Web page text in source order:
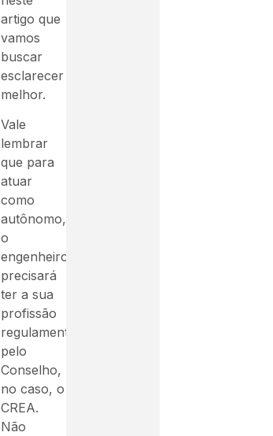
artigo que
vamos
buscar
esclarecer
melhor.
Vale
lembrar
que para
atuar
como
autônomo,
o
engenheiro
precisará
ter a sua
profissão
regulamentada
pelo
Conselho,
no caso, o
CREA.
Não